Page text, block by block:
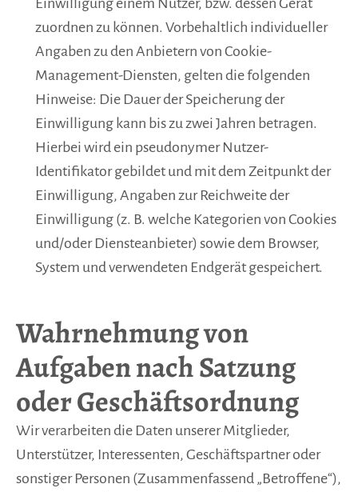
zuordnen zu können. Vorbehaltlich individueller
Angaben zu den Anbietern von Cookie-
Management-Diensten, gelten die folgenden
Hinweise: Die Dauer der Speicherung der
Einwilligung kann bis zu zwei Jahren betragen.
Hierbei wird ein pseudonymer Nutzer-
Identifikator gebildet und mit dem Zeitpunkt der
Einwilligung, Angaben zur Reichweite der
Einwilligung (z. B. welche Kategorien von Cookies
und/oder Diensteanbieter) sowie dem Browser,
System und verwendeten Endgerät gespeichert.
Wahrnehmung von
Aufgaben nach Satzung
oder Geschäftsordnung
Wir verarbeiten die Daten unserer Mitglieder,
Unterstützer, Interessenten, Geschäftspartner oder
sonstiger Personen (Zusammenfassend „Betroffene“),